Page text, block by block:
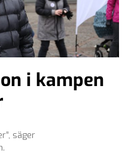
i kampen
säger